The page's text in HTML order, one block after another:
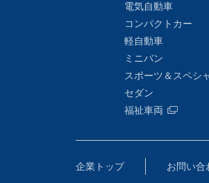
電気自動車
コンパクトカー
軽自動車
ミニバン
スポーツ＆スペシ
セダン
福祉車両
企業トップ お問い合